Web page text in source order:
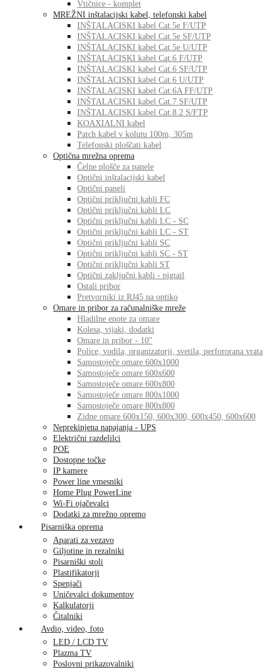
Vtičnice - komplet
MREŽNI inštalacijski kabel, telefonski kabel
INŠTALACISKI kabel Cat.5e F/UTP
INŠTALACISKI kabel Cat.5e SF/UTP
INŠTALACISKI kabel Cat.5e U/UTP
INŠTALACISKI kabel Cat.6 F/UTP
INŠTALACISKI kabel Cat.6 SF/UTP
INŠTALACISKI kabel Cat.6 U/UTP
INŠTALACISKI kabel Cat.6A FF/UTP
INŠTALACISKI kabel Cat.7 SF/UTP
INŠTALACISKI kabel Cat.8.2 S/FTP
KOAXIALNI kabel
Patch kabel v kolutu 100m, 305m
Telefonski ploščati kabel
Optična mrežna oprema
Čelne plošče za panele
Optični inštalacijski kabel
Optični paneli
Optični priključni kabli FC
Optični priključni kabli LC
Optični priključni kabli LC - SC
Optični priključni kabli LC - ST
Optični priključni kabli SC
Optični priključni kabli SC - ST
Optični priključni kabli ST
Optični zaključni kabli - pigtail
Ostali pribor
Pretvorniki iz RJ45 na optiko
Omare in pribor za računalniške mreže
Hladilne enote za omare
Kolesa, vijaki, dodatki
Omare in pribor - 10"
Police, vodila, organizatorji, svetila, perfororana vrata
Samostoječe omare 600x1000
Samostoječe omare 600x600
Samostoječe omare 600x800
Samostoječe omare 800x1000
Samostoječe omare 800x800
Zidne omare 600x150, 600x300, 600x450, 600x600
Neprekinjena napajanja - UPS
Električni razdelilci
POE
Dostopne točke
IP kamere
Power line vmesniki
Home Plug PowerLine
Wi-Fi ojačevalci
Dodatki za mrežno opremo
Pisarniška oprema
Aparati za vezavo
Giljotine in rezalniki
Pisarniški stoli
Plastifikatorji
Spenjači
Uničevalci dokumentov
Kalkulatorji
Čitalniki
Avdio, video, foto
LED / LCD TV
Plazma TV
Poslovni prikazovalniki